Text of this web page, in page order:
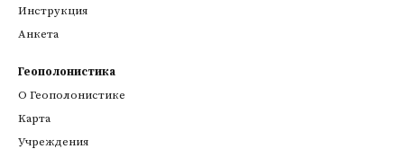
Инструкция
Анкета
Геополонистика
О Геополонистике
Kарта
Учреждения